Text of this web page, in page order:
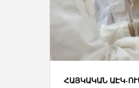
ՀԱՅԿԱԿԱՆ ԱԷԿ-